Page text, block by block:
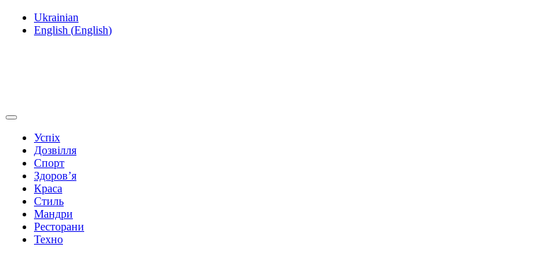
Ukrainian
English (English)
Успіх
Дозвілля
Спорт
Здоров’я
Краса
Стиль
Мандри
Ресторани
Техно